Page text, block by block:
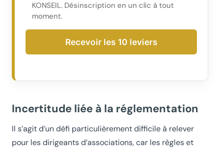
KONSEIL. Désinscription en un clic à tout
moment.
Recevoir les 10 leviers
Incertitude liée à la réglementation
Il s’agit d’un défi particulièrement difficile à relever
pour les dirigeants d’associations, car les règles et